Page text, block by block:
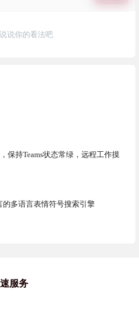
说你的看法吧
保持Teams状态常绿，远程工作摸
的多语言表情符号搜索引擎
服务